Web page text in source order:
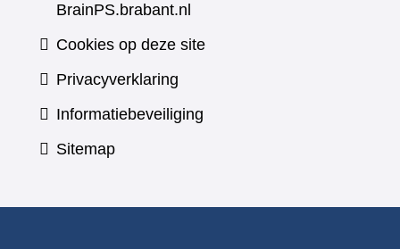
BrainPS.brabant.nl
Cookies op deze site
Privacyverklaring
Informatiebeveiliging
Sitemap